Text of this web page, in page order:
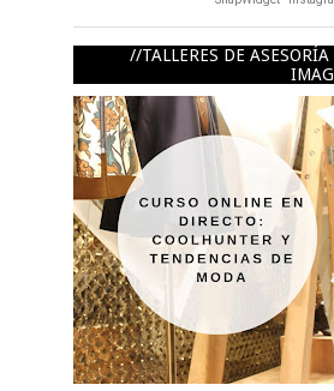
TALLERES DE ASESORÍA